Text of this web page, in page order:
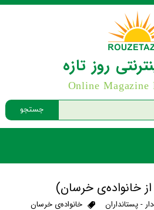
جستجو
روز تازه
Online Magazine
خانواده‌ی خرسان)
- پستانداران خانواده‌ی خرسان